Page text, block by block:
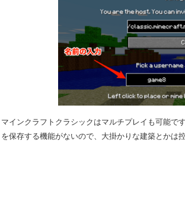
マインクラフトクラシックはマルチプレイも可能で
を保存する機能がないので、大掛かりな建築とかは